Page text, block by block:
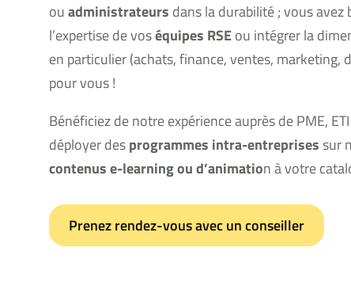
ouadministrateurs dans la durabilité ; vous
l’expertise de voséquipes RSEou intégrer la
en particulier (achats, finance, ventes, marketing,
pour vous !
Bénéficiez de notre expérience auprès de PME,
déployer desprogrammes intra-entreprises sur
contenus e-learning ou d’animation à votre
Prenez rendez-vous avec un conseiller